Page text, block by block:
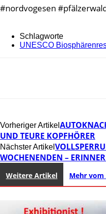
#nordvogesen
Schlagworte
UNESCO
Vorheriger Artikel
UND TEURE KOPFHÖRER
Nächster Artikel
WOCHENENDEN –
Weitere Artikel Mehr